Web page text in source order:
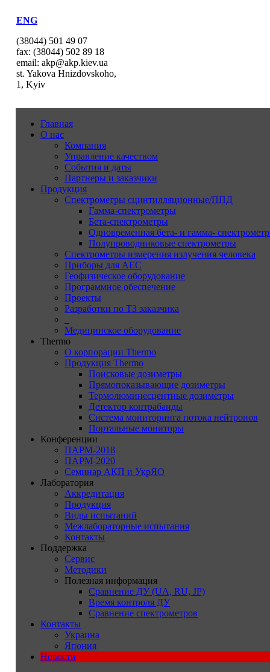
ENG
(38044) 501 49 07
fax: (38044) 502 89 18
email: akp@akp.kiev.ua
st. Yakova Hnizdovskoho,
1, Kyiv
Главная
О нас
Компания
Управление качеством
События и даты
Партнеры и заказчики
Продукция
Спектрометры сцинтилляционные/ППД
Гамма-спектрометры
Бета-спектрометры
Одновременная бета- и гамма-
Полупроводниковые спектрометры
Спектрометры измерения излучения человека
Приборы для АЕС
Геофизическое оборудование
Программное обеспечение
Проекты
Разработки по ТЗ заказчика
Медицинское оборудование
Thermo
О корпорации Thermo
Продукция Thermo
Поисковые дозиметры
Прямопоказывающие дозиметры
Термолюминесцентные дозиметры
Детектор контрабанды
Система мониторинга потока нейтронов
Портальные мониторы
Конференции
ПАРМ-2018
ПАРМ-2020
Семинар АКП и УкрЯО
Лаборатория
Аккредитация
Продукция
Виды испытаний
Межлабораторные испытания
Контакты
Поддержка
Сервис
Методики
Полезная информация
Сравнение ДУ (UA, RU, JP)
Время контроля ДУ
Сравнение спектрометров
Контакты
Украина
Япония
Новости